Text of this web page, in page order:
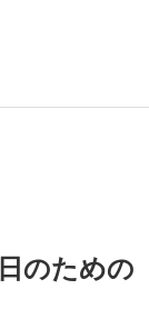
のための